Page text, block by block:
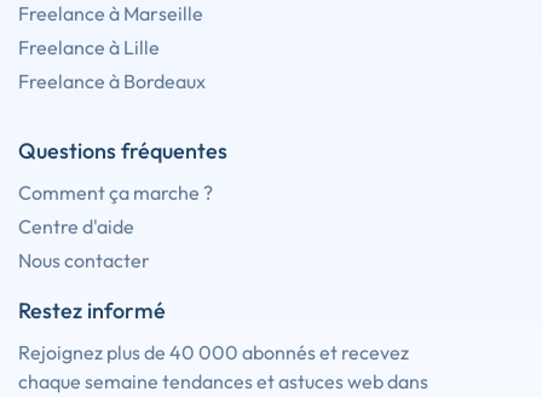
Freelance à Marseille
Freelance à Lille
Freelance à Bordeaux
Questions fréquentes
Comment ça marche ?
Centre d'aide
Nous contacter
Restez informé
Rejoignez plus de 40 000 abonnés et recevez
chaque semaine tendances et astuces web dans